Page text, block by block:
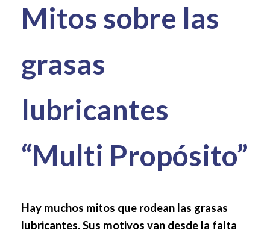
Mitos sobre las
grasas
lubricantes
“Multi Propósito”
Hay muchos mitos que rodean las grasas
lubricantes. Sus motivos van desde la falta